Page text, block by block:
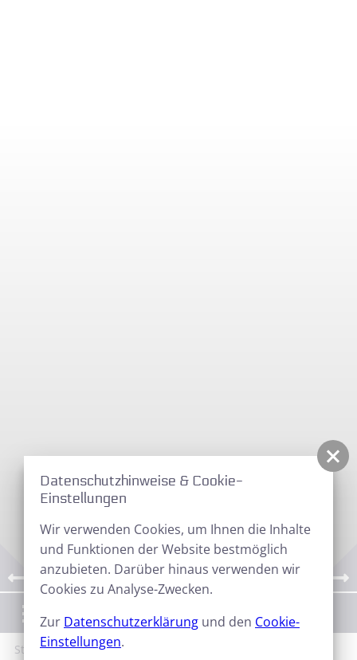
Menü
Start Galerie Sternfreundetreffen
Datenschutzhinweise & Cookie-
Einstellungen
Wir verwenden Cookies, um Ihnen die Inhalte
und Funktionen der Website bestmöglich
anzubieten. Darüber hinaus verwenden wir
Cookies zu Analyse-Zwecken.
Zur Datenschutzerklärung und den Cookie-
Einstellungen.